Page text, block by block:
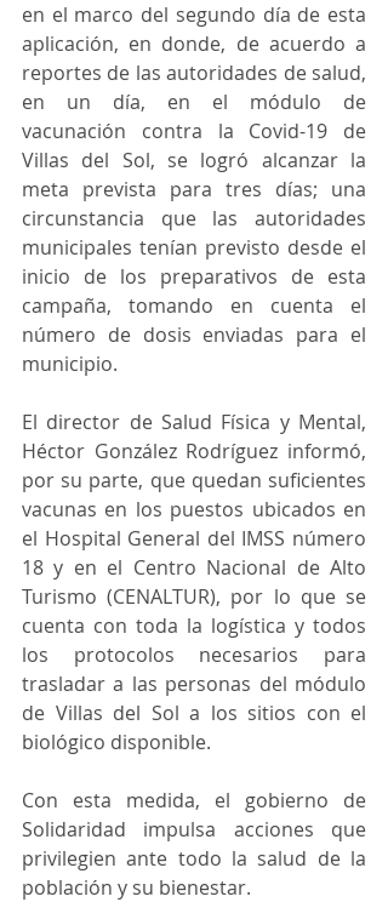
en el marco del segundo día de esta
aplicación, en donde, de acuerdo a
reportes de las autoridades de salud,
en un día, en el módulo de
vacunación contra la Covid-19 de
Villas del Sol, se logró alcanzar la
meta prevista para tres días; una
circunstancia que las autoridades
municipales tenían previsto desde el
inicio de los preparativos de esta
campaña, tomando en cuenta el
número de dosis enviadas para el
municipio.
El director de Salud Física y Mental,
Héctor González Rodríguez informó,
por su parte, que quedan suficientes
vacunas en los puestos ubicados en
el Hospital General del IMSS número
18 y en el Centro Nacional de Alto
Turismo (CENALTUR), por lo que se
cuenta con toda la logística y todos
los protocolos necesarios para
trasladar a las personas del módulo
de Villas del Sol a los sitios con el
biológico disponible.
Con esta medida, el gobierno de
Solidaridad impulsa acciones que
privilegien ante todo la salud de la
población y su bienestar.